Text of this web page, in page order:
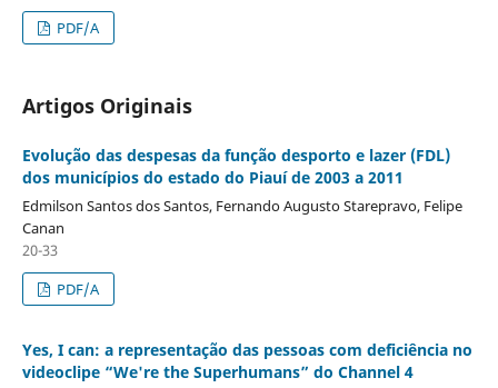
PDF/A
Artigos Originais
Evolução das despesas da função desporto e lazer (FDL)
dos municípios do estado do Piauí de 2003 a 2011
Edmilson Santos dos Santos, Fernando Augusto Starepravo, Felipe
Canan
20-33
PDF/A
Yes, I can: a representação das pessoas com deficiência no
videoclipe “We're the Superhumans” do Channel 4